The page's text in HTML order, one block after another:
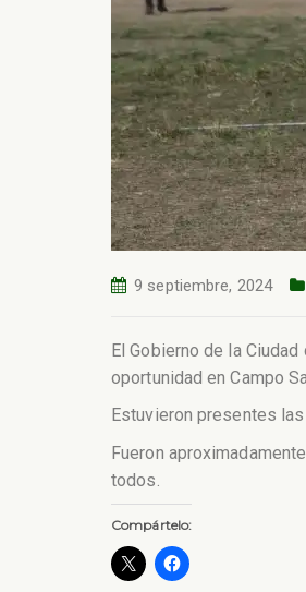
9 septiembre, 2024
El Gobierno de la
oportunidad en Campo
Estuvieron presentes
Fueron
todos.
Compártelo: